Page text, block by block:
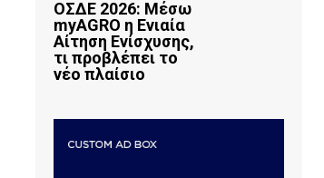
ΟΣΔΕ 2026: Μέσω
myAGRO η Ενιαία
Αίτηση Ενίσχυσης,
τι προβλέπει το
νέο πλαίσιο